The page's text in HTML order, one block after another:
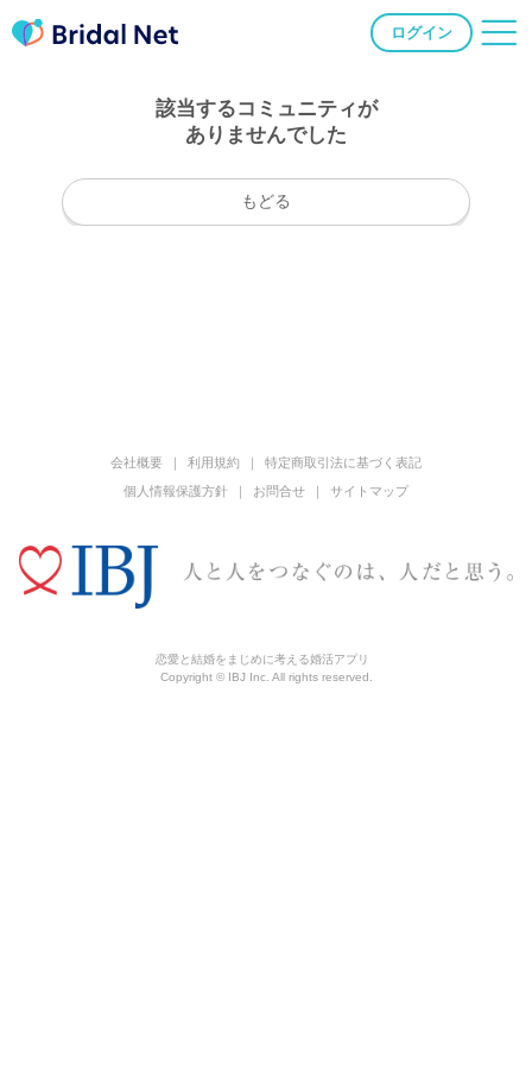
ログイン
該当するコミュニティが
ありませんでした
もどる
会社概要 利用規約
特定商取引法に基づく表記
個人情報保護方針
お問合せ サイトマップ
恋愛と結婚をまじめに考える婚活アプリ
Copyright © IBJ Inc. All rights reserved.